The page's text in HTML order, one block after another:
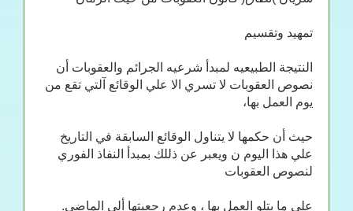
تمهيد وتقسيم
النتيجة الطبيعيه لمبدأ شرعيه الجرائم والعقوبات أن
نصوص العقوبات لا تسري الا علي الوقائع آلتي تقع من
يوم العمل بها،
حيث أن حكمها لا يتناول الوقائع السابقة في التاريخ
علي هذا اليوم ن ويعبر عن ذللك بمبدأ النفاذ الفوري
لنصوص العقوبات
علي ما يتلو العمل بها ، وعدم رجعيتها ألي الماضي.